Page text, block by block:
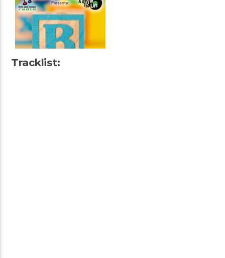
Tracklist: